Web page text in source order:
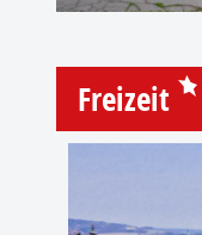
Freizeit